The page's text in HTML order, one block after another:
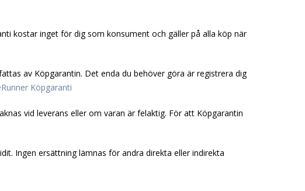
kostar inget för dig som konsument och gäller på alla köp när
av Köpgarantin. Det enda du behöver göra är registrera dig
Köpgaranti
vid leverans eller om varan är felaktig. För att Köpgarantin
Ingen ersättning lämnas för andra direkta eller indirekta